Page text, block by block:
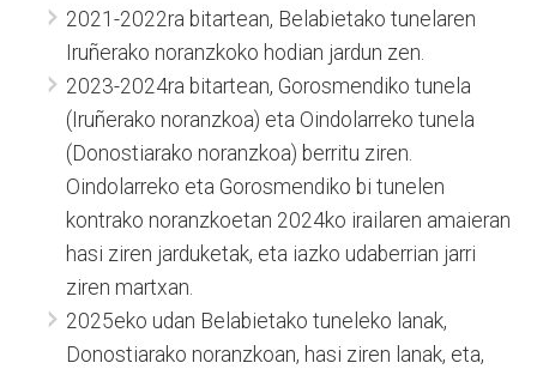
2021-2022ra bitartean, Belabietako tunelaren
Iruñerako noranzkoko hodian jardun zen.
2023-2024ra bitartean, Gorosmendiko tunela
(Iruñerako noranzkoa) eta Oindolarreko tunela
(Donostiarako noranzkoa) berritu ziren.
Oindolarreko eta Gorosmendiko bi tunelen
kontrako noranzkoetan 2024ko irailaren amaieran
hasi ziren jarduketak, eta iazko udaberrian jarri
ziren martxan.
2025eko udan Belabietako tuneleko lanak,
Donostiarako noranzkoan, hasi ziren lanak, eta,